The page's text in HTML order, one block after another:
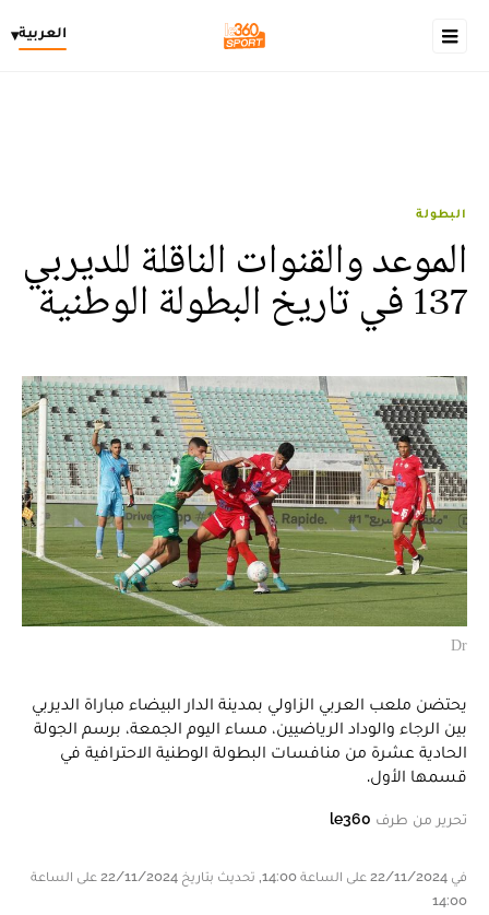
العربية▾
البطولة
الموعد والقنوات الناقلة للديربي
137 في تاريخ البطولة الوطنية
Dr
يحتضن ملعب العربي الزاولي بمدينة الدار البيضاء مباراة الديربي
بين الرجاء والوداد الرياضيين، مساء اليوم الجمعة، برسم الجولة
الحادية عشرة من منافسات البطولة الوطنية الاحترافية في
قسمها الأول.
تحرير من طرف le360
في 22/11/2024 على الساعة 14:00, تحديث بتاريخ 22/11/2024 على الساعة
14:00